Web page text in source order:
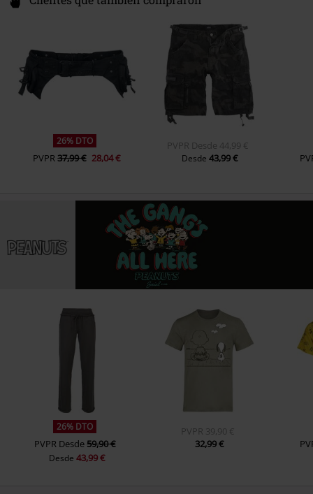
26% DTO
PVPR37,99 € 28,04 €
PVPR Desde 44,99 €
Desde 43,99 €
26% DTO
PVPR Desde59,90 €
Desde 43,99 €
PVPR 39,90 €
32,99 €